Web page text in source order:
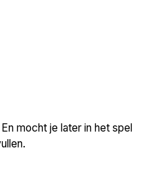
mocht je later in het spel